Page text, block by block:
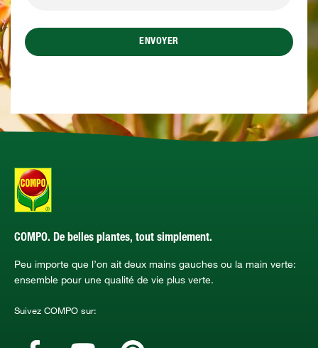
ENVOYER
COMPO. De belles plantes, tout simplement.
Peu importe que l’on ait deux mains gauches ou la main verte:
ensemble pour une qualité de vie plus verte.
Suivez COMPO sur: